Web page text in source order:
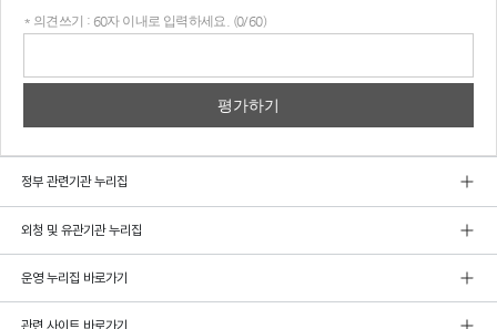
* 의견쓰기 : 60자 이내로 입력하세요. (0/60)
정부 관련기관 누리집
외청 및 유관기관 누리집
운영 누리집 바로가기
관련 사이트 바로가기